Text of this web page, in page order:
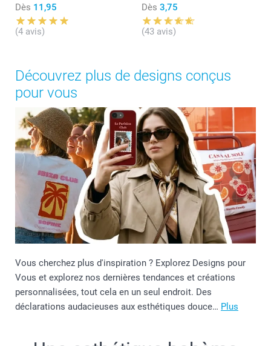
Dès 11,95
(4 avis)
Dès 3,75
(43 avis)
Découvrez plus de designs conçus
pour vous
Vous cherchez plus d'inspiration ? Explorez Designs pour
Vous et explorez nos dernières tendances et créations
personnalisées, tout cela en un seul endroit. Des
déclarations audacieuses aux esthétiques douce… Plus